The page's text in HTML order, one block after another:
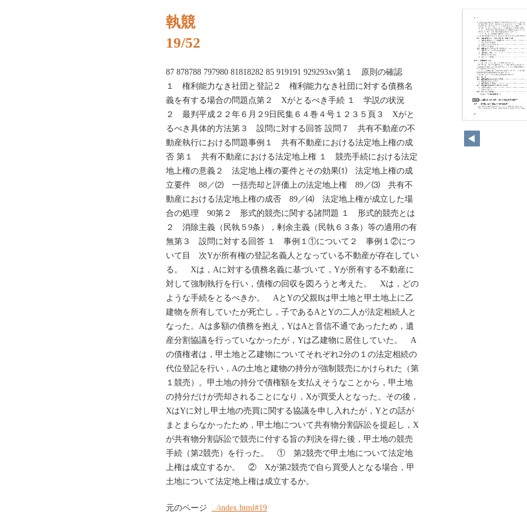
18
執競
19/52
87 878788 797980 81818282 85 919191 929293xv第１ 原則の確認
１ 権利能力なき社団と登記２ 権利能力なき社団に対する債務名
義を有する場合の問題点第２ Xがとるべき手続 １ 学説の状況
２ 最判平成２２年６月２9日民集６４巻４号１２３５頁３ Xがと
るべき具体的方法第３ 設問に対する回答 設問７ 共有不動産の不
動産執行における問題事例１ 共有不動産における法定地上権の成
否 第１ 共有不動産における法定地上権 １ 競売手続における法定
地上権の意義２ 法定地上権の要件とその効果⑴ 法定地上権の成
立要件 88／⑵ 一括売却と評価上の法定地上権 89／⑶ 共有不
動産における法定地上権の成否 89／⑷ 法定地上権が成立した場
合の処理 90第２ 形式的競売に関する諸問題 １ 形式的競売とは
２ 消除主義（民執５9条），剰余主義（民執６３条）等の適用の有
無第３ 設問に対する回答 １ 事例１①について２ 事例１②につ
いて目 次Yが所有権の登記名義人となっている不動産が存在してい
る。 Xは，Aに対する債務名義に基づいて，Yが所有する不動産に
対して強制執行を行い，債権の回収を図ろうと考えた。 Xは，どの
ような手続をとるべきか。 AとYの父親Bは甲土地と甲土地上に乙
建物を所有していたが死亡し，子であるAとYの二人が法定相続人と
なった。Aは多額の債務を抱え，YはAと音信不通であったため，遺
産分割協議を行っていなかったが，Yは乙建物に居住していた。 A
の債権者は，甲土地と乙建物についてそれぞれ2分の１の法定相続の
代位登記を行い，Aの土地と建物の持分が強制競売にかけられた（第
１競売）。甲土地の持分で債権額を支払えそうなことから，甲土地
の持分だけが売却されることになり，Xが買受人となった。その後，
XはYに対し甲土地の売買に関する協議を申し入れたが，Yとの話が
まとまらなかったため，甲土地について共有物分割訴訟を提起し，X
が共有物分割訴訟で競売に付する旨の判決を得た後，甲土地の競売
手続（第2競売）を行った。 ① 第2競売で甲土地について法定地
上権は成立するか。 ② Xが第2競売で自ら買受人となる場合，甲
土地について法定地上権は成立するか。
元のページ ../index.html#19